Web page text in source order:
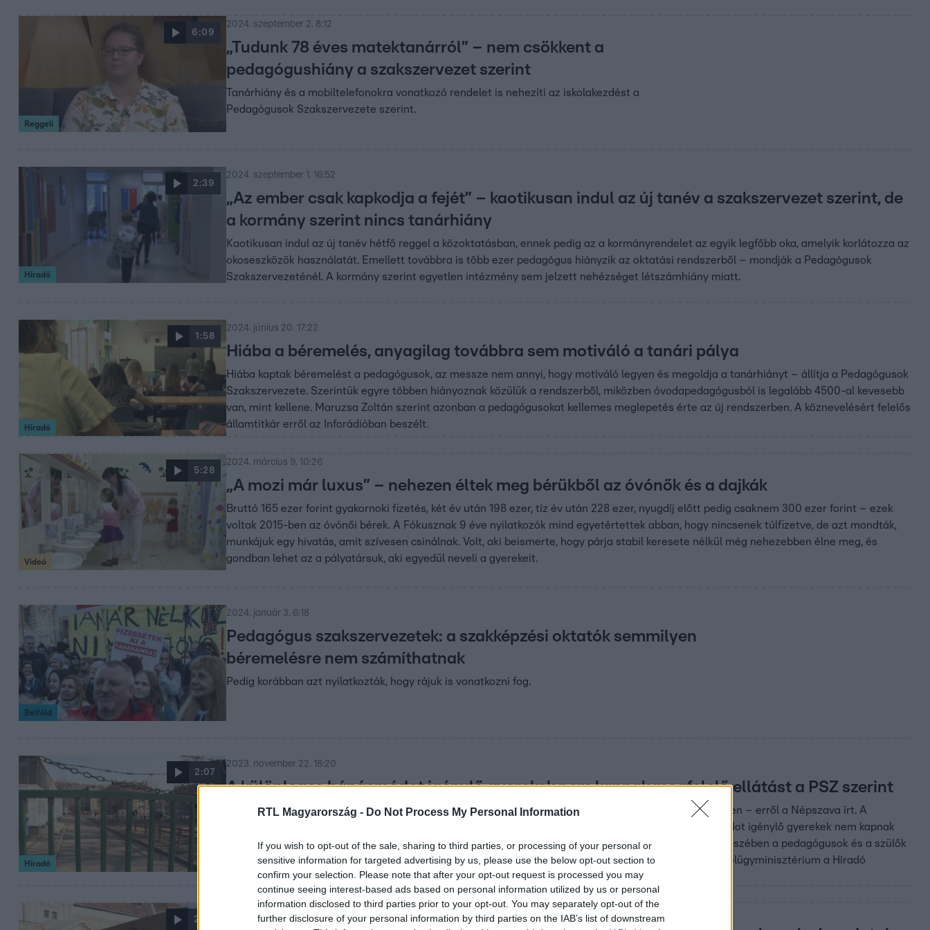
RTL Magyarország - Do Not Process My Personal Information
If you wish to opt-out of the sale, sharing to third parties, or processing of your personal or
sensitive information for targeted advertising by us, please use the below opt-out section to
confirm your selection. Please note that after your opt-out request is processed you may
continue seeing interest-based ads based on personal information utilized by us or personal
information disclosed to third parties prior to your opt-out. You may separately opt-out of the
further disclosure of your personal information by third parties on the IAB’s list of downstream
6:09
Reggeli
2024. szeptember 2. 8:12
„Tudunk 78 éves matektanárról” – nem csökkent a
pedagógushiány a szakszervezet szerint
Tanárhiány és a mobiltelefonokra vonatkozó rendelet is nehezíti az iskolakezdést a
Pedagógusok Szakszervezete szerint.
2:39
Híradó
2024. szeptember 1. 16:52
„Az ember csak kapkodja a fejét” – kaotikusan indul az új tanév a szakszervezet szerint, de
a kormány szerint nincs tanárhiány
Kaotikusan indul az új tanév hétfő reggel a közoktatásban, ennek pedig az a kormányrendelet az egyik legfőbb oka, amelyik korlátozza az
okoseszközök használatát. Emellett továbbra is több ezer pedagógus hiányzik az oktatási rendszerből – mondják a Pedagógusok
Szakszervezeténél. A kormány szerint egyetlen intézmény sem jelzett nehézséget létszámhiány miatt.
1:58
Híradó
2024. június 20. 17:22
Hiába a béremelés, anyagilag továbbra sem motiváló a tanári pálya
Hiába kaptak béremelést a pedagógusok, az messze nem annyi, hogy motiváló legyen és megoldja a tanárhiányt – állítja a Pedagógusok
Szakszervezete. Szerintük egyre többen hiányoznak közülük a rendszerből, miközben óvodapedagógusból is legalább 4500-al kevesebb
van, mint kellene. Maruzsa Zoltán szerint azonban a pedagógusokat kellemes meglepetés érte az új rendszerben. A köznevelésért felelős
államtitkár erről az Inforádióban beszélt.
5:28
Videó
2024. március 9. 10:26
„A mozi már luxus” – nehezen éltek meg bérükből az óvónők és a dajkák
Bruttó 165 ezer forint gyakornoki fizetés, két év után 198 ezer, tíz év után 228 ezer, nyugdíj előtt pedig csaknem 300 ezer forint – ezek
voltak 2015-ben az óvónői bérek. A Fókusznak 9 éve nyilatkozók mind egyetértettek abban, hogy nincsenek túlfizetve, de azt mondták,
munkájuk egy hivatás, amit szívesen csinálnak. Volt, aki beismerte, hogy párja stabil keresete nélkül még nehezebben élne meg, és
gondban lehet az a pályatársuk, aki egyedül neveli a gyerekeit.
Belföld
2024. január 3. 6:18
Pedagógus szakszervezetek: a szakképzési oktatók semmilyen
béremelésre nem számíthatnak
Pedig korábban azt nyilatkozták, hogy rájuk is vonatkozni fog.
2:07
Híradó
2023. november 22. 18:20
A különleges bánásmódot igénylő gyerekek nem kapnak megfelelő ellátást a PSZ szerint
Vizsgálatot indít az alapvető jogok biztosa az egységes gyógypedagógiai módszertani intézményekben – erről a Népszava írt. A
vizsgálatot a Pedagógusok Szakszervezete kérte, a szervezet szerint ugyanis a különleges bánásmódot igénylő gyerekek nem kapnak
megfelelő ellátást. Több jelzést kaptak a szakemberhiányról, és arról is, hogy a speciális iskolák egy részében a pedagógusok és a szülők
szerint nem megfelelőek a körülmények. Omló vakolatról, rossz műszaki állapotról számoltak be. A Belügyminisztérium a Híradó
megkeresésére közölte: figyelemmel kísérik a gyermekvédelmi intézmények működését.
2:22